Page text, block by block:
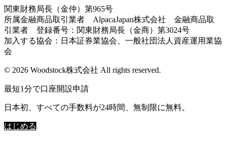
関東財務局長（金仲）第965号
所属金融商品取引業者 AlpacaJapan株式会社 金融商品取
引業者 登録番号：関東財務局長（金商）第3024号
加入する協会：日本証券業協会、一般社団法人資産運用業協
会
© 2026 Woodstock株式会社 All rights reserved.
最短1分で口座開設申請
日本初、すべての手数料が24時間、無制限に無料。
はじめる